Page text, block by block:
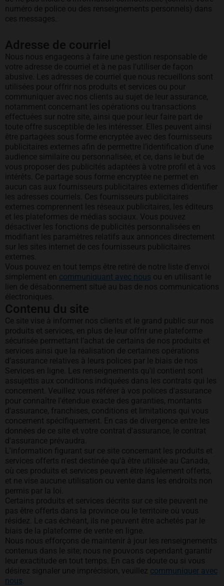
numéro de police ou des renseignements personnels) dans
ces messages.
Adresse de courriel
Nous nous engageons à faire une gestion responsable de
votre adresse de courriel et à ne pas l'utiliser de façon
abusive. Les adresses de courriel que nous recueillons sont
utilisées pour offrir nos produits et services ou pour
communiquer avec nos clients au sujet de leur assurance,
notamment concernant les opérations ou transactions
effectuées sur notre site, ainsi que pour leur faire part de
toute offre susceptible de les intéresser. Elles peuvent ainsi
être partagées sous forme encryptée avec des fournisseurs
publicitaires externes afin de permettre l’identification d’une
audience similaire ou personnalisée, et ce, dans le but de
vous proposer des publicités adaptées à votre profil et à vos
intérêts. Ce partage sous forme encryptée ne permet en
aucun cas aux fournisseurs publicitaires externes d’identifier
les adresses courriels. Ces fournisseurs publicitaires
externes comprennent les réseaux publicitaires, les éditeurs
et les plateformes de médias sociaux. Vous pouvez
désactiver les fonctions de publicités personnalisées en
modifiant les paramètres relatifs aux annonces directement
sur les sites internet de ces fournisseurs publicitaires
externes.
Vous pouvez en tout temps être retiré de notre liste d'envoi
simplement en communiquant avec nous ou en utilisant le
lien de désabonnement situé au bas de nos communications
électroniques.
Contenu du site
Ce site vise à informer nos clients et le grand public sur nos
produits et services, en plus de leur offrir une plateforme
sécurisée permettant l’achat de certains de nos produits et
services ainsi que la réalisation de certaines opérations
d’assurance relatives à leurs polices par le biais de nos
Services en ligne. Les renseignements qu'il contient sont
assujettis aux conditions indiquées dans les contrats qui les
concernent. Veuillez vous référer à vos polices d'assurance
pour connaître l'étendue exacte des garanties, montants
d'assurance, franchises, conditions et limitations qui vous
concernent spécifiquement. En cas de divergence entre les
données de ce site et votre contrat d'assurance, le contrat
d'assurance prévaudra.
L'information figurant sur ce site concernant les produits et
services offerts n'est destinée qu'à être utilisée au Canada,
où ces produits et services peuvent être légalement offerts,
et ne vise aucune utilisation ou vente dans les endroits non
permis par la loi.
Certains produits et services décrits sur ce site peuvent ne
pas être offerts dans la province ou le territoire où vous
résidez. Le cas échéant, ils ne peuvent être achetés par le
biais de la plateforme de vente en ligne.
Nous nous efforçons de maintenir à jour les renseignements
contenus dans le site; nous ne pouvons cependant garantir
leur exactitude en tout temps. En cas de doute ou si vous
désirez signaler une imprécision, veuillez communiquer avec
nous